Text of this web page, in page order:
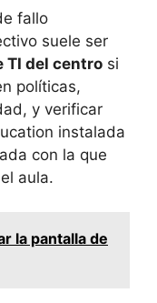
fallo
suele ser
TI del centro si
políticas,
y verificar
instalada
con la que
aula.
la pantalla de